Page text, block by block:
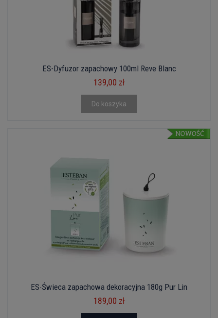
ES-Dyfuzor zapachowy 100ml Reve Blanc
139,00 zł
Do koszyka
ES-Świeca zapachowa dekoracyjna 180g Pur Lin
189,00 zł